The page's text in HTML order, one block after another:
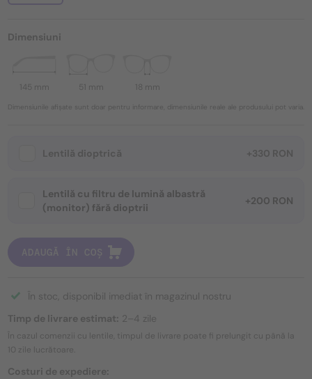
Dimensiuni
145 mm 51 mm 18 mm
Dimensiunile afișate sunt doar pentru informare, dimensiunile reale ale produsului pot varia.
Lentilă dioptrică +330 RON
Lentilă cu filtru de lumină albastră
(monitor) fără dioptrii
+200 RON
ADAUGĂ ÎN COȘ
În stoc, disponibil imediat în magazinul nostru
Timp de livrare estimat: 2–4 zile
În cazul comenzii cu lentile, timpul de livrare poate fi prelungit cu până la
10 zile lucrătoare.
Costuri de expediere: